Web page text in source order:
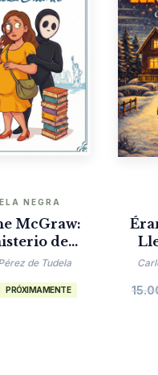
NEGRA
McGraw:
de
Christie
de Tudela
PRÓXIMAMENTE